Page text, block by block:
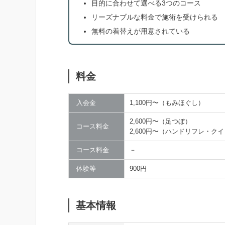
目的に合わせて選べる3つのコース
リーズナブルな料金で施術を受けられる
無料の着替えが用意されている
料金
入会金 1,100円〜（もみほぐし）
コース料金
2,600円〜（足つぼ）
2,600円〜（ハンドリフレ・クイ
コース料金 －
体験等 900円
基本情報